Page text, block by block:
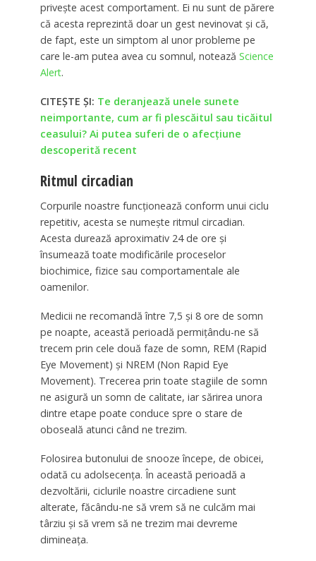
priveşte acest comportament. Ei nu sunt de părere
că acesta reprezintă doar un gest nevinovat şi că,
de fapt, este un simptom al unor probleme pe
care le-am putea avea cu somnul, notează Science
Alert.
CITEȘTE ȘI: Te deranjează unele sunete
neimportante, cum ar fi plescăitul sau ticăitul
ceasului? Ai putea suferi de o afecţiune
descoperită recent
Ritmul circadian
Corpurile noastre funcţionează conform unui ciclu
repetitiv, acesta se numeşte ritmul circadian.
Acesta durează aproximativ 24 de ore şi
însumează toate modificările proceselor
biochimice, fizice sau comportamentale ale
oamenilor.
Medicii ne recomandă între 7,5 şi 8 ore de somn
pe noapte, această perioadă permiţându-ne să
trecem prin cele două faze de somn, REM (Rapid
Eye Movement) şi NREM (Non Rapid Eye
Movement). Trecerea prin toate stagiile de somn
ne asigură un somn de calitate, iar sărirea unora
dintre etape poate conduce spre o stare de
oboseală atunci când ne trezim.
Folosirea butonului de snooze începe, de obicei,
odată cu adolsecenţa. În această perioadă a
dezvoltării, ciclurile noastre circadiene sunt
alterate, făcându-ne să vrem să ne culcăm mai
târziu şi să vrem să ne trezim mai devreme
dimineaţa.